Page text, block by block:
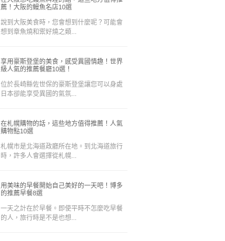
薦！大阪的鰻魚名店10選
說到大阪美食時，您會想到什麼呢？可能會
想到章魚燒和禦好燒之類...
享用豪斯登堡的美食，感受異國情趣！世界
級人氣的推薦餐廳10選！
位於長崎縣佐世保的豪斯登堡讓您可以身處
日本卻能享受異國的氣氛...
在札幌購物的話，這些地方值得推薦！人氣
購物點10選
札幌市是北海道政廳所在地。到北海道旅行
時，許多人會選擇從札幌...
用美味的早餐開始自己美好的一天吧！博多
的推薦早餐8選
一天之計在於早餐。即使平時不怎麼吃早餐
的人，旅行時是不是也想...